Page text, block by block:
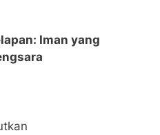
Iman yang